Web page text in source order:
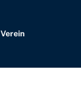
Verein